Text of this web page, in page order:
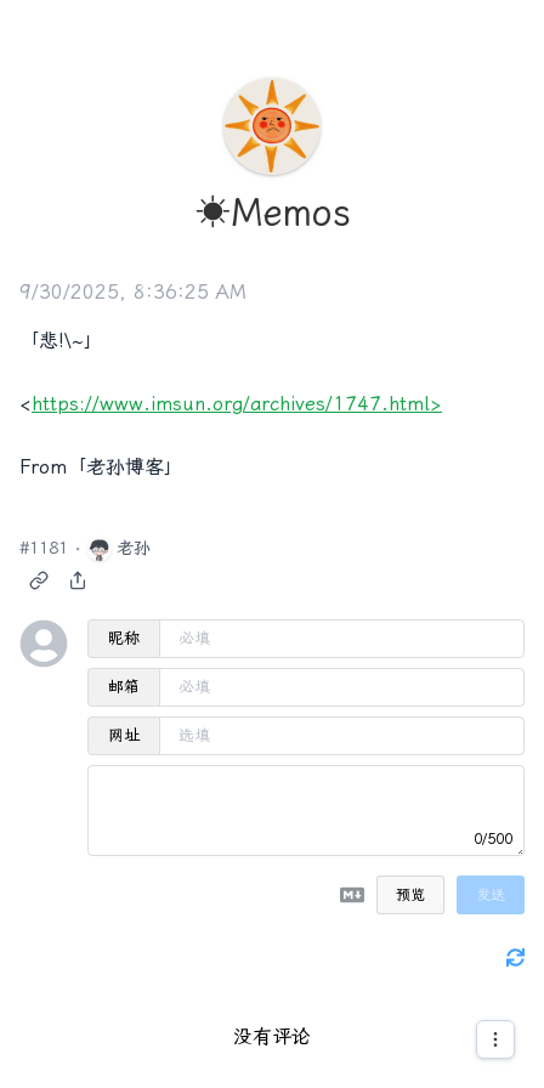
☀️Memos
9/30/2025, 8:36:25 AM
「悲!\~」
<https://www.imsun.org/archives/1747.html>
From「老孙博客」
#1181 老孙
昵称
邮箱
网址
0/500
预览 发送
没有评论